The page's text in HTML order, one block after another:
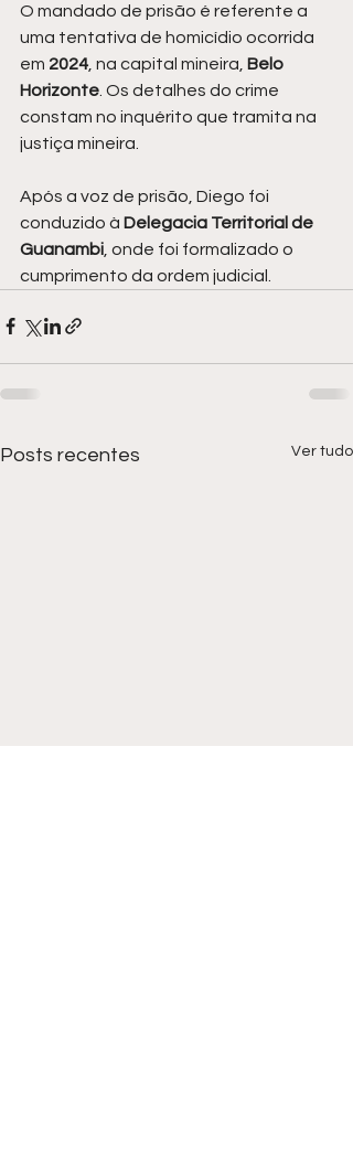
O mandado de prisão é referente a
uma tentativa de homicídio ocorrida
em 2024 , na capital mineira, Belo
Horizonte . Os detalhes do crime
constam no inquérito que tramita na
justiça mineira.
Após a voz de prisão, Diego foi
conduzido à Delegacia Territorial de
Guanambi , onde foi formalizado o
cumprimento da ordem judicial.
Posts recentes Ver tudo